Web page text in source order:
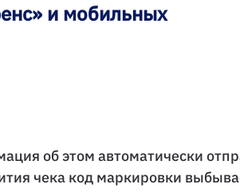
и мобильных
об этом автоматически
чека код маркировки